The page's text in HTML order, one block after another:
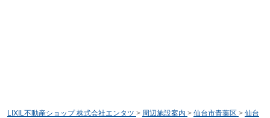
LIXIL不動産ショップ 株式会社エンタツ > 周辺施設案内 > 仙台市青葉区 > 仙台